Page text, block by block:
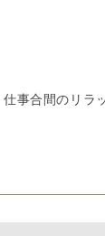
事合間のリラ